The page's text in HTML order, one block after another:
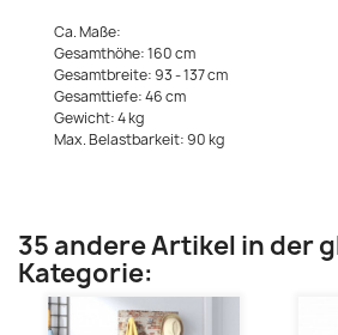
Ca. Maße:
Gesamthöhe: 160 cm
Gesamtbreite: 93 - 137 cm
Gesamttiefe: 46 cm
Gewicht: 4 kg
Max. Belastbarkeit: 90 kg
35 andere Artikel in der
Kategorie: